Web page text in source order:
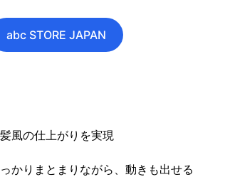
abc STORE JAPAN
風の仕上がりを実現
かりまとまりながら、動きも出せる